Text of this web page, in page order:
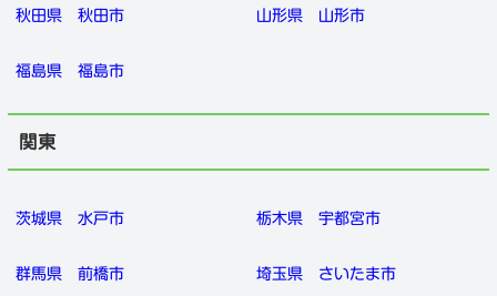
秋田県 秋田市 山形県 山形市
福島県 福島市
関東
茨城県 水戸市 栃木県 宇都宮市
群馬県 前橋市 埼玉県 さいたま市